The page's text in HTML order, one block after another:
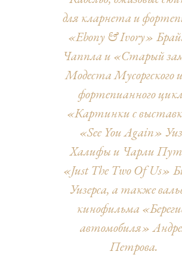
для кларнета и
«Ebony & Ivory»
Чаппла и «Старый
Модеста Мусоргского
фортепианного
«Картинки с
«See You Again»
Халифы и Чарли
«Just The Two Of Us»
Уизерса, а также
кинофильма
автомобиля»
Петрова.